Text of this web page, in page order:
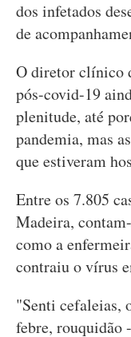
dos infetados
de
O diretor clínico
pós-covid-19
plenitude, até
pandemia, mas
que estiveram
Entre os 7.805
Madeira,
como a
contraiu o vírus
"Senti cefaleias,
febre, rouquidão